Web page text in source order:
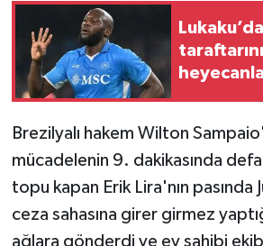
taraftarını
Brezilyalı hakem Wilton
mücadelenin 9. dakikasında
topu kapan Erik Lira'nın pasında
ceza sahasına girer girmez
ağlara gönderdi ve ev sahibi